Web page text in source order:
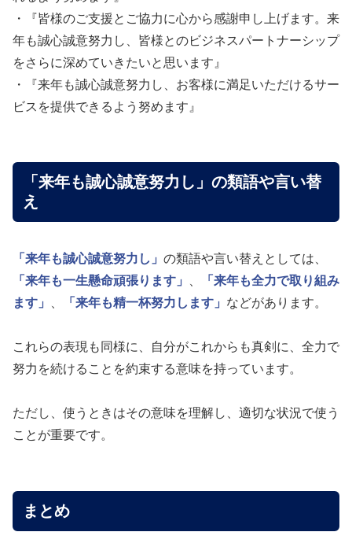
・『皆様のご支援とご協力に心から感謝申し上げます。来
年も誠心誠意努力し、皆様とのビジネスパートナーシップ
をさらに深めていきたいと思います』
・『来年も誠心誠意努力し、お客様に満足いただけるサー
ビスを提供できるよう努めます』
「来年も誠心誠意努力し」の類語や言い替
え
「来年も誠心誠意努力し」 の類語や言い替えとしては、
「来年も一生懸命頑張ります」
「来年も全力で取り組み
ます」
「来年も精一杯努力します」 などがあります。
これらの表現も同様に、自分がこれからも真剣に、全力で
努力を続けることを約束する意味を持っています。
ただし、使うときはその意味を理解し、適切な状況で使う
ことが重要です。
まとめ